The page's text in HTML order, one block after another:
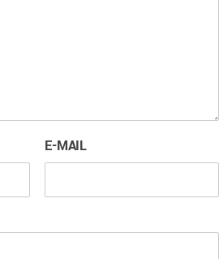
E-MAIL